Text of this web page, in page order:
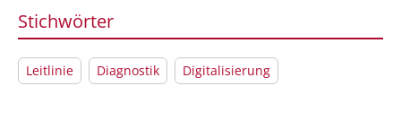
Stichwörter
Leitlinie Diagnostik Digitalisierung